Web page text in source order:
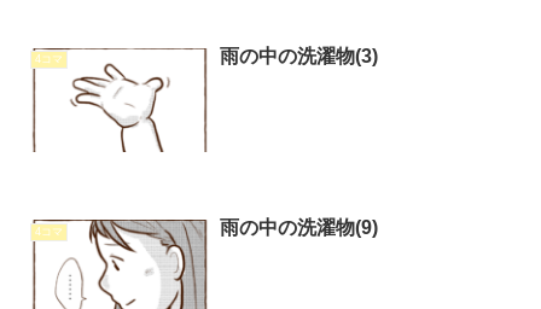
4コマ 雨の中の洗濯物(3)
4コマ 雨の中の洗濯物(9)